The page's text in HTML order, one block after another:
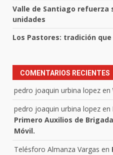
Valle de Santiago refuerza
unidades
Los Pastores: tradición
COMENTARIOS RECIENTES
pedro joaquin urbina lopez en
pedro joaquin urbina lopez en
Primero Auxilios de
Móvil.
Telésforo Almanza Vargas en